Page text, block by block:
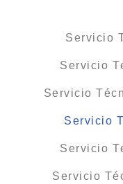
Servicio
Servicio
Servicio
Servicio
Servicio
Servicio